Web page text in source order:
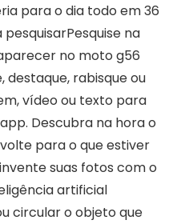
para o dia todo em 36
na
no moto g56
destaque, rabisque ou
vídeo ou texto para
Descubra na hora o
para o que estiver
suas fotos com o
artificial
circular o objeto que